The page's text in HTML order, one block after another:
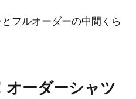
フルオーダーの中間くら
オーダーシャツ